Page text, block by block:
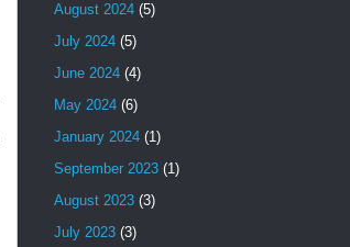
August 2024 (5)
July 2024 (5)
June 2024 (4)
May 2024 (6)
January 2024 (1)
September 2023 (1)
August 2023 (3)
July 2023 (3)